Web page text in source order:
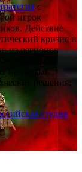
с
игрок
Действие
кризис и
из регионов
берётся за
не только
решения,
студия